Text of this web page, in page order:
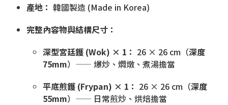
產地： 韓國製造 (Made in Korea)
完整內容物與結構尺寸：
深型宮廷鑊 (Wok) × 1： 26 × 26 cm（深度
75mm）—— 爆炒、燜燉、煮湯擔當
平底煎鑊 (Frypan) × 1： 26 × 26 cm（深度
55mm）—— 日常煎炒、烘焙擔當